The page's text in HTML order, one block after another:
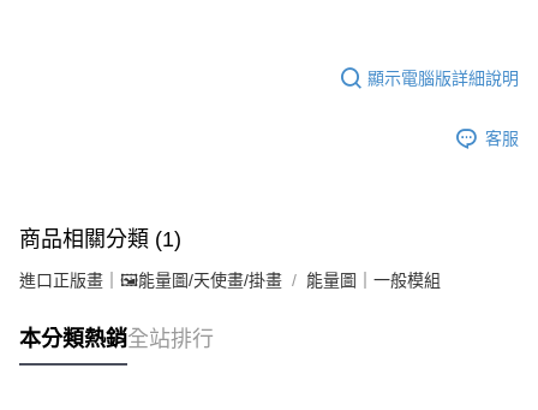
顯示電腦版詳細說明
客服
商品相關分類 (1)
進口正版畫｜🖼️能量圖/天使畫/掛畫 能量圖｜一般模組
本分類熱銷全站排行